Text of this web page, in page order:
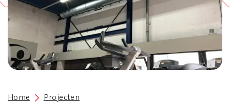
Home
Projecten